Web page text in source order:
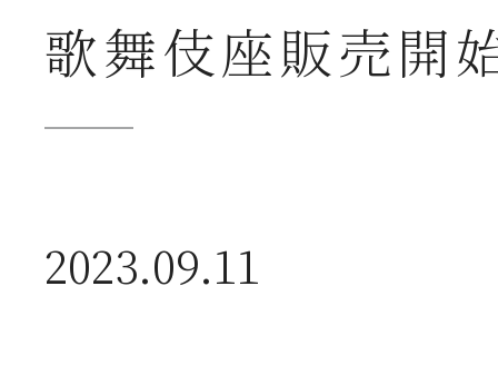
2026年07月23日
2026年07月23日
歌舞伎座販売開
2023.09.11